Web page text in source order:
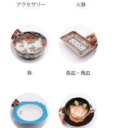
アクセサリー 火鉢
鉢 長皿・角皿